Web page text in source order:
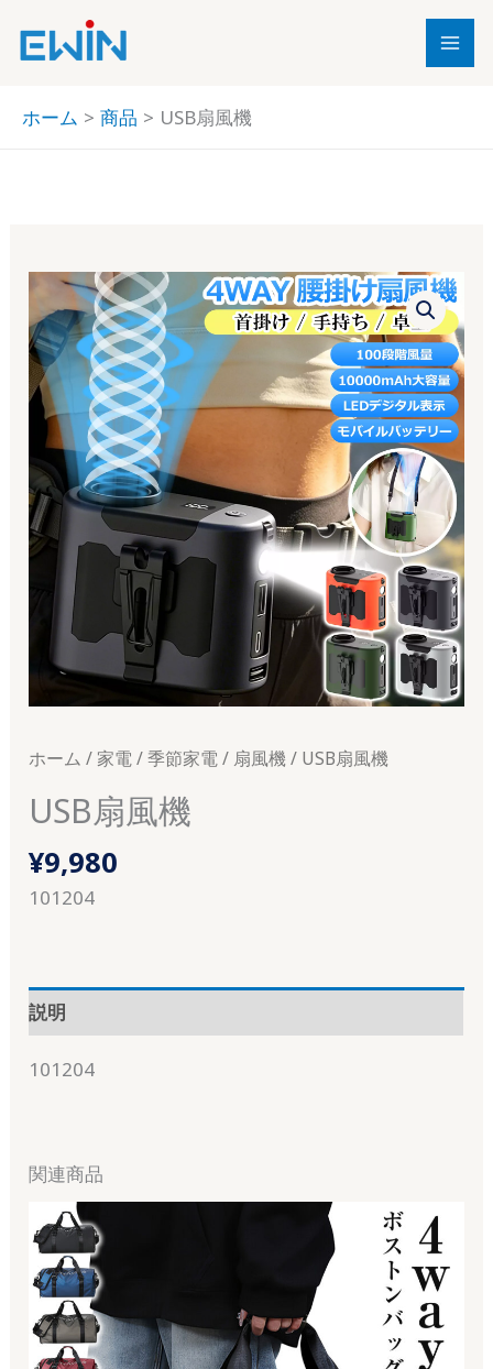
ホーム 商品 USB扇風機
ホーム / 家電/季節家電/ 扇風機/ USB扇風機
USB扇風機
¥9,980
101204
説明
101204
関連商品